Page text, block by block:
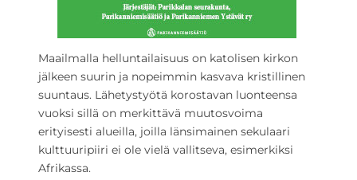
Maailmalla helluntailaisuus on katolisen kirkon
jälkeen suurin ja nopeimmin kasvava kristillinen
suuntaus. Lähetystyötä korostavan luonteensa
vuoksi sillä on merkittävä muutosvoima
erityisesti alueilla, joilla länsimainen sekulaari
kulttuuripiiri ei ole vielä vallitseva, esimerkiksi
Afrikassa.